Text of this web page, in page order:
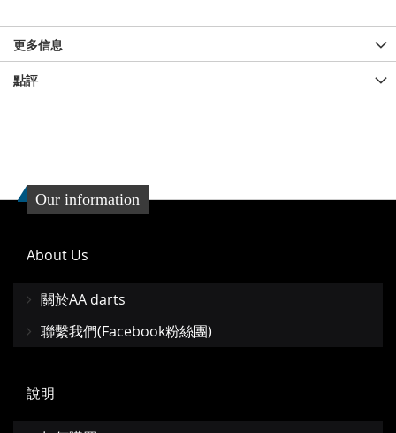
更多信息
點評
Our information
About Us
關於AA darts
聯繫我們(Facebook粉絲團)
說明